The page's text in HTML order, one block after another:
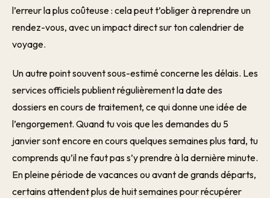
l’erreur la plus coûteuse : cela peut t’obliger à reprendre un
rendez-vous, avec un impact direct sur ton calendrier de
voyage.
Un autre point souvent sous-estimé concerne les délais. Les
services officiels publient régulièrement la date des
dossiers en cours de traitement, ce qui donne une idée de
l’engorgement. Quand tu vois que les demandes du 5
janvier sont encore en cours quelques semaines plus tard, tu
comprends qu’il ne faut pas s’y prendre à la dernière minute.
En pleine période de vacances ou avant de grands départs,
certains attendent plus de huit semaines pour récupérer